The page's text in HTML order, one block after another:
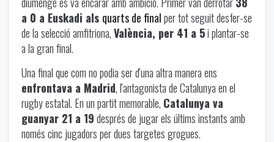
a 0 a Euskadi als quarts de finalper tot seguit desfer-se
de la selecció amfitriona,València, per 41 a 5i plantar-se
a la gran final.
Una final que com no podia ser d'una altra manera ens
enfrontava a Madrid, l'antagonista de Catalunya en el
rugby estatal. En un partit memorable, Catalunya va
guanyar 21 a 19després de jugar els últims instants amb
només cinc jugadors per dues targetes grogues.